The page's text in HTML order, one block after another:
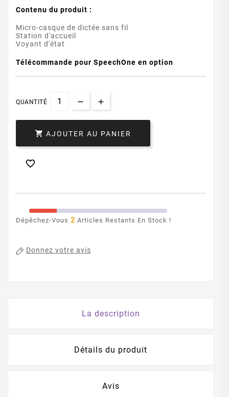
Contenu du produit :
Micro-casque de dictée sans fil
Station d'accueil
Voyant d'état
Télécommande pour SpeechOne en option
QUANTITÉ
 AJOUTER AU PANIER

Dépêchez-Vous 2 Articles Restants En Stock !
Donnez votre avis
La description
Détails du produit
Avis